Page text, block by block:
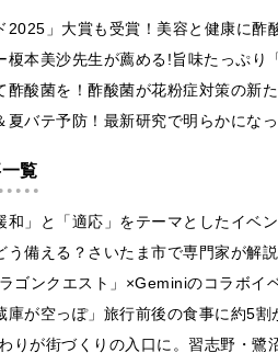
2025」大賞も受賞！美容と健康に酢
榎本美沙先生が薦める!旨味たっぷり
酢酸菌を！酢酸菌が花粉症対策の新
夏バテ予防！最新研究で明らかにな
覧
和」と「適応」をテーマとしたイベ
う備える？さいたま市で専門家が解
ゴンクエスト」×Geminiのコラボイ
庫が空っぽ」旅行前後の食事に約5
りが街づくりの入口に。習志野・